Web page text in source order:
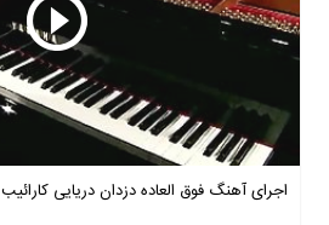
اجرای آهنگ فوق العاده دزدان دریایی کارائیب